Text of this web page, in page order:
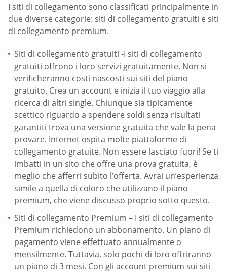
I siti di collegamento sono classificati principalmente in
due diverse categorie: siti di collegamento gratuiti e siti
di collegamento premium.
Siti di collegamento gratuiti -I siti di collegamento
gratuiti offrono i loro servizi gratuitamente. Non si
verificheranno costi nascosti sui siti del piano
gratuito. Crea un account e inizia il tuo viaggio alla
ricerca di altri single. Chiunque sia tipicamente
scettico riguardo a spendere soldi senza risultati
garantiti trova una versione gratuita che vale la pena
provare. Internet ospita molte piattaforme di
collegamento gratuite. Non essere lasciato fuori! Se ti
imbatti in un sito che offre una prova gratuita, è
meglio che afferri subito l’offerta. Avrai un’esperienza
simile a quella di coloro che utilizzano il piano
premium, che viene discusso proprio sotto questo.
Siti di collegamento Premium – I siti di collegamento
Premium richiedono un abbonamento. Un piano di
pagamento viene effettuato annualmente o
mensilmente. Tuttavia, solo pochi di loro offriranno
un piano di 3 mesi. Con gli account premium sui siti